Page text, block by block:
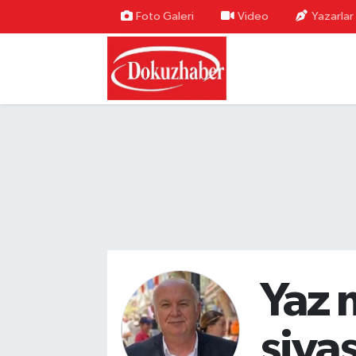
Foto Galeri Video Yazarlar
Yaz
Hava Durumu
Trafik Durumu